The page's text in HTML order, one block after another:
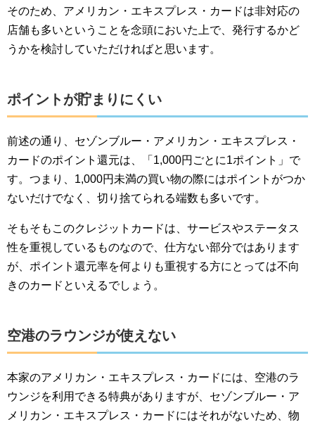
そのため、アメリカン・エキスプレス・カードは非対応の
店舗も多いということを念頭においた上で、発行するかど
うかを検討していただければと思います。
ポイントが貯まりにくい
前述の通り、セゾンブルー・アメリカン・エキスプレス・
カードのポイント還元は、「1,000円ごとに1ポイント」で
す。つまり、1,000円未満の買い物の際にはポイントがつか
ないだけでなく、切り捨てられる端数も多いです。
そもそもこのクレジットカードは、サービスやステータス
性を重視しているものなので、仕方ない部分ではあります
が、ポイント還元率を何よりも重視する方にとっては不向
きのカードといえるでしょう。
空港のラウンジが使えない
本家のアメリカン・エキスプレス・カードには、空港のラ
ウンジを利用できる特典がありますが、セゾンブルー・ア
メリカン・エキスプレス・カードにはそれがないため、物